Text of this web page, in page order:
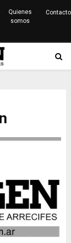
Quienes
somos
Contacto